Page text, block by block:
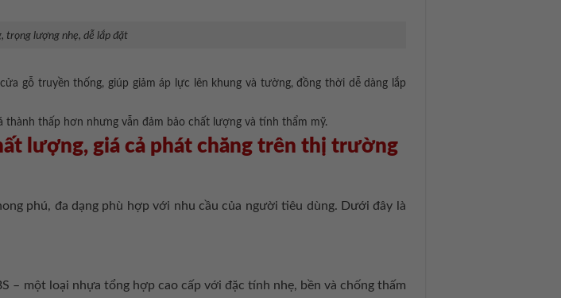
trọng lượng nhẹ, dễ lắp đặt
gỗ truyền thống, giúp giảm áp lực lên khung và tường, đồng thời dễ dàng lắp
thấp hơn nhưng vẫn đảm bảo chất lượng và tính thẩm mỹ.
lượng, giá cả phát chăng trên thị trường
phú, đa dạng phù hợp với nhu cầu của người tiêu dùng. Dưới đây là
– một loại nhựa tổng hợp cao cấp với đặc tính nhẹ, bền và chống thấm